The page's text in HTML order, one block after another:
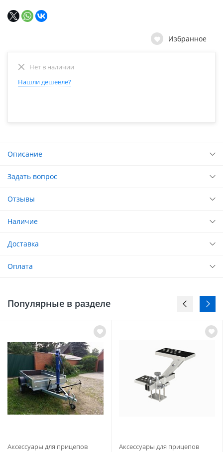
Избранное
Нет в наличии
Нашли дешевле?
Описание
Задать вопрос
Отзывы
Наличие
Доставка
Оплата
Популярные в разделе
Аксессуары для прицепов
Аксессуары для прицепов